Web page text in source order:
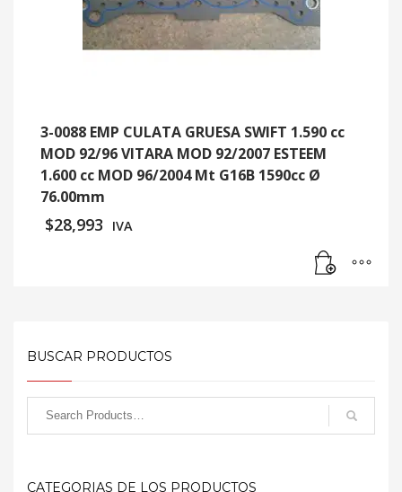
3-0088 EMP CULATA GRUESA SWIFT 1.590 cc
MOD 92/96 VITARA MOD 92/2007 ESTEEM
1.600 cc MOD 96/2004 Mt G16B 1590cc Ø
76.00mm
$28,993 IVA
BUSCAR PRODUCTOS
CATEGORIAS DE LOS PRODUCTOS